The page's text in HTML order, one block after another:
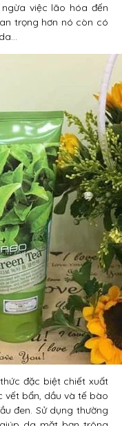
việc lão hóa đến
trọng hơn nó còn có
đặc biệt chiết xuất
vết bẩn, dầu và tế bào
đen. Sử dụng thường